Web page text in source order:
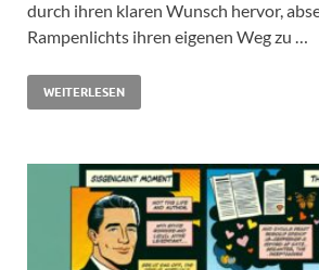
durch ihren klaren Wunsch hervor,
Rampenlichts ihren eigenen Weg zu …
WEITERLESEN